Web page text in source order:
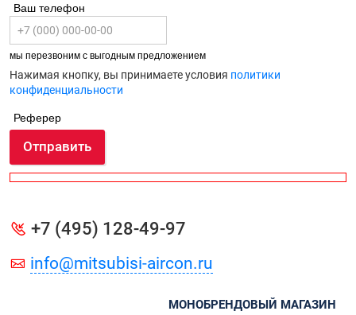
Ваш телефон
мы перезвоним с выгодным предложением
Нажимая кнопку, вы принимаете условия политики
конфиденциальности
Реферер
Отправить
+7 (495) 128-49-97
info@mitsubisi-aircon.ru
МОНОБРЕНДОВЫЙ МАГАЗИН